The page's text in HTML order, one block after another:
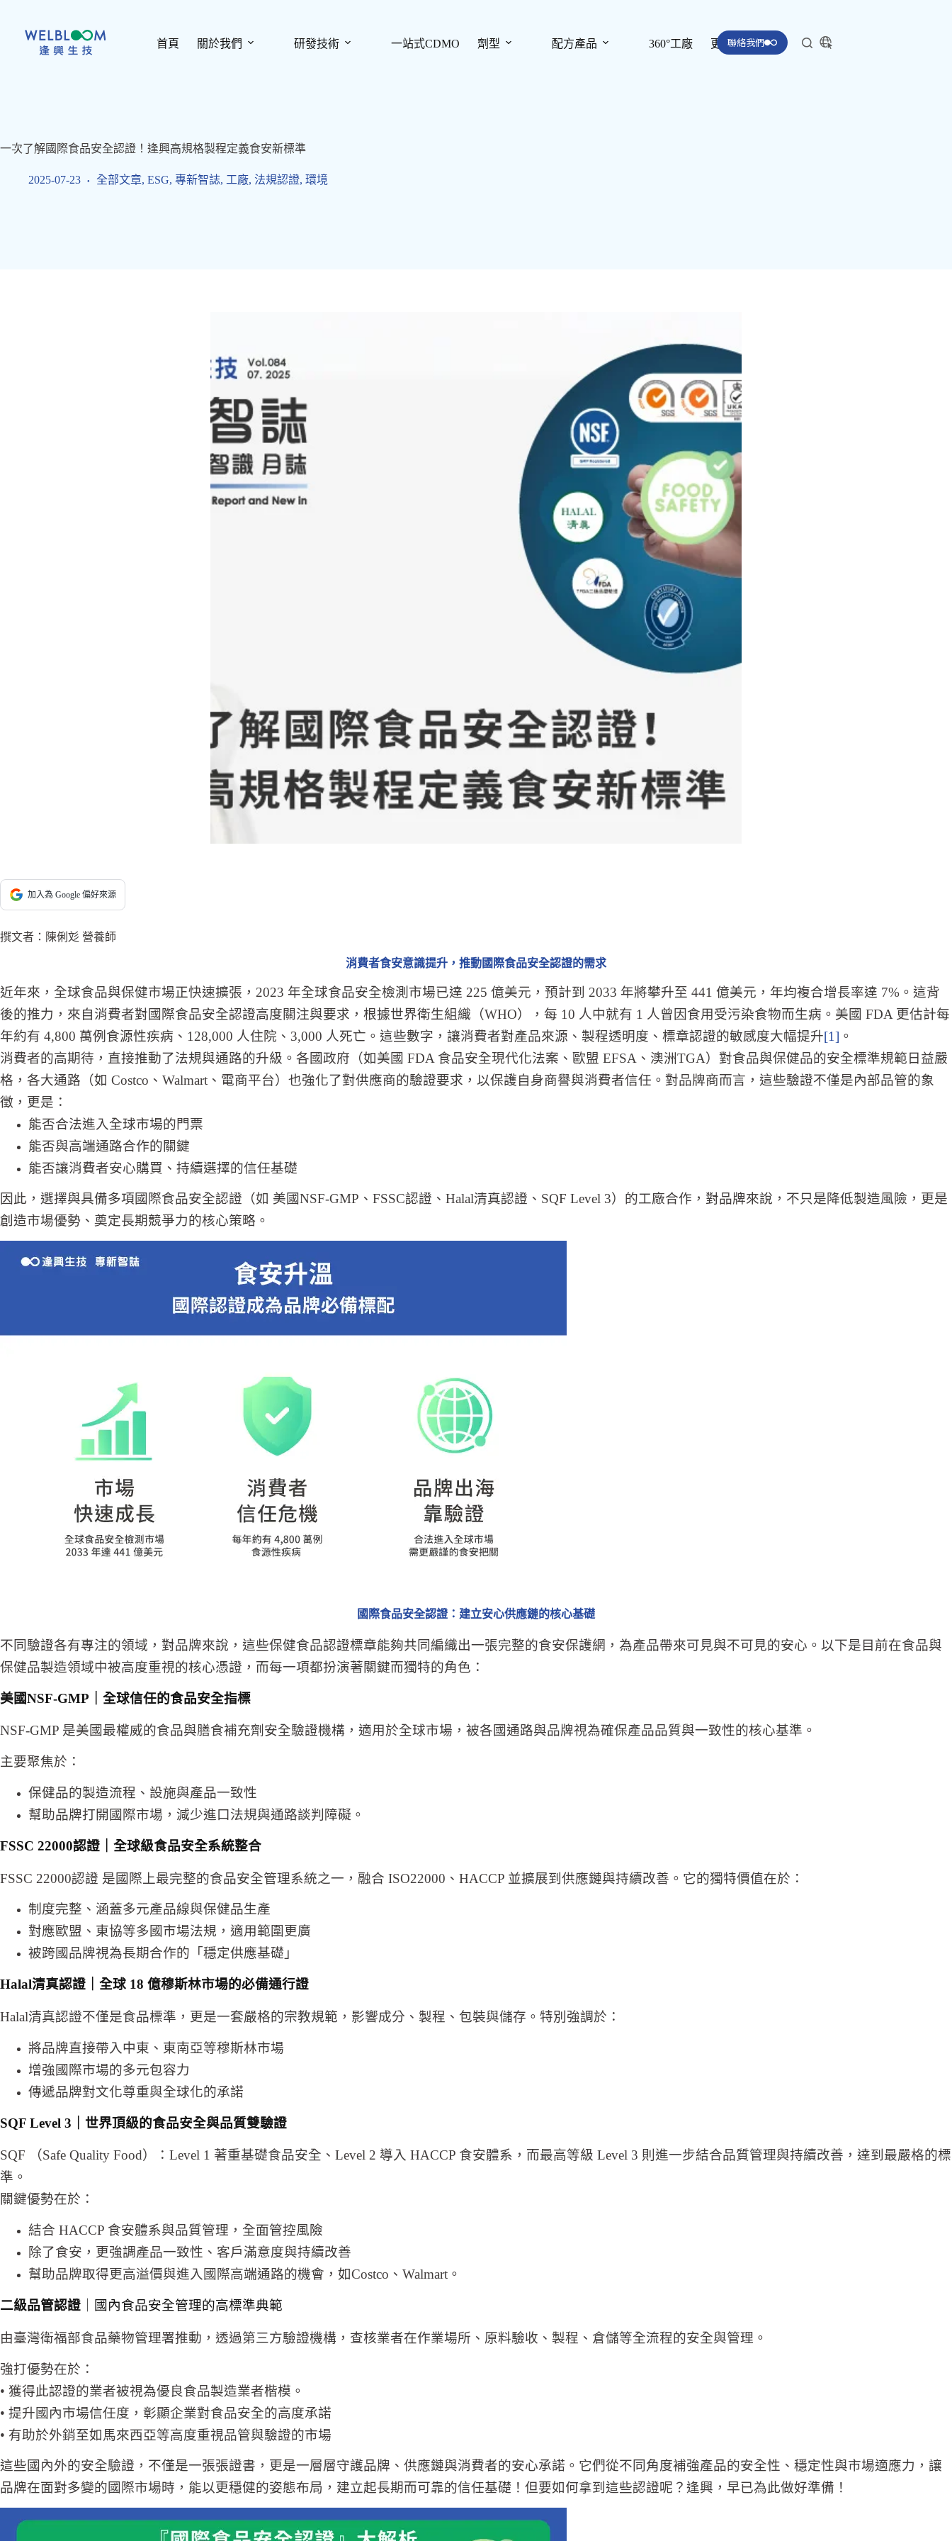
首頁 關於我們 研發技術 一站式CDMO 劑型 配方產品 360°工廠 更多聯絡我們
一次了解國際食品安全認證！逢興高規格製程定義食安新標準
2025-07-23 全部文章, ESG, 專新智誌, 工廠, 法規認證, 環境
加入為 Google 偏好來源
撰文者：陳俐彣 營養師
消費者食安意識提升，推動國際食品安全認證的需求
近年來，全球食品與保健市場正快速擴張，2023 年全球食品安全檢測市場已達 225 億美元，預計到 2033 年將攀升至 441 億美元，年均複合增長率達 7%。這背
後的推力，來自消費者對國際食品安全認證高度關注與要求，根據世界衛生組織（WHO），每 10 人中就有 1 人曾因食用受污染食物而生病。美國 FDA 更估計每
年約有 4,800 萬例食源性疾病、128,000 人住院、3,000 人死亡。這些數字，讓消費者對產品來源、製程透明度、標章認證的敏感度大幅提升[1] 。
消費者的高期待，直接推動了法規與通路的升級。各國政府（如美國 FDA 食品安全現代化法案、歐盟 EFSA、澳洲TGA）對食品與保健品的安全標準規範日益嚴
格，各大通路（如 Costco、Walmart、電商平台）也強化了對供應商的驗證要求，以保護自身商譽與消費者信任。 對品牌商而言，這些驗證不僅是內部品管的象
徵，更是：
能否合法進入全球市場的門票
能否與高端通路合作的關鍵
能否讓消費者安心購買、持續選擇的信任基礎
因此，選擇與具備多項國際食品安全認證（如 美國NSF-GMP、FSSC認證、Halal清真認證、SQF Level 3）的工廠合作，對品牌來說，不只是降低製造風險，更是
創造市場優勢、奠定長期競爭力的核心策略。
國際食品安全認證 ：建立安心供應鏈的核心基礎
不同驗證各有專注的領域，對品牌來說，這些保健食品認證標章能夠共同編織出一張完整的食安保護網，為產品帶來可見與不可見的安心。以下是目前在食品與
保健品製造領域中被高度重視的核心憑證，而每一項都扮演著關鍵而獨特的角色：
美國NSF-GMP｜全球信任的食品安全指標
NSF-GMP 是美國最權威的食品與膳食補充劑安全驗證機構，適用於全球市場，被各國通路與品牌視為確保產品品質與一致性的核心基準。
主要聚焦於：
保健品的製造流程、設施與產品一致性
幫助品牌打開國際市場，減少進口法規與通路談判障礙。
FSSC 22000認證 ｜全球級食品安全系統整合
FSSC 22000認證 是國際上最完整的食品安全管理系統之一，融合 ISO22000、HACCP 並擴展到供應鏈與持續改善。它的獨特價值在於：
制度完整、涵蓋多元產品線與保健品生產
對應歐盟、東協等多國市場法規，適用範圍更廣
被跨國品牌視為長期合作的「穩定供應基礎」
Halal清真認證 ｜全球 18 億穆斯林市場的必備通行證
Halal清真認證不僅是食品標準，更是一套嚴格的宗教規範，影響成分、製程、包裝與儲存。特別強調於：
將品牌直接帶入中東、東南亞等穆斯林市場
增強國際市場的多元包容力
傳遞品牌對文化尊重與全球化的承諾
SQF Level 3 ｜世界頂級的食品安全與品質雙驗證
SQF （Safe Quality Food）：Level 1 著重基礎食品安全、Level 2 導入 HACCP 食安體系，而最高等級 Level 3 則進一步結合品質管理與持續改善，達到最嚴格的標
準。
關鍵優勢在於：
結合 HACCP 食安體系與品質管理，全面管控風險
除了食安，更強調產品一致性、客戶滿意度與持續改善
幫助品牌取得更高溢價與進入國際高端通路的機會，如Costco、Walmart。
二級品管認證 ｜國內食品安全管理的高標準典範
由臺灣衛福部食品藥物管理署推動，透過第三方驗證機構，查核業者在作業場所、原料驗收、製程、倉儲等全流程的安全與管理。
強打優勢在於：
• 獲得此認證的業者被視為優良食品製造業者楷模。
• 提升國內市場信任度，彰顯企業對食品安全的高度承諾
• 有助於外銷至如馬來西亞等高度重視品管與驗證的市場
這些國內外的安全驗證，不僅是一張張證書，更是一層層守護品牌、供應鏈與消費者的安心承諾。它們從不同角度補強產品的安全性、穩定性與市場適應力，讓
品牌在面對多變的國際市場時，能以更穩健的姿態布局，建立起長期而可靠的信任基礎！但要如何拿到這些認證呢？逢興，早已為此做好準備！